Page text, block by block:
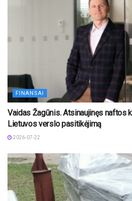
FINANSAI
Vaidas Žagūnis. Atsinaujinęs naftos
Lietuvos verslo pasitikėjimą
2026-07-22